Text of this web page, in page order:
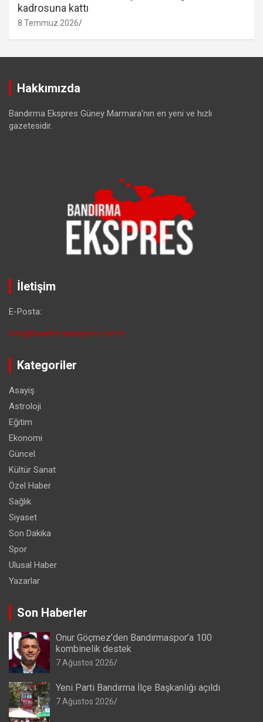
kadrosuna kattı
8 Temmuz 2026
Hakkımızda
Bandırma Ekspres Güney Marmara'nın en yeni ve hızlı
gazetesidir.
İletişim
E-Posta:
info@bandirmaekspres.com.tr
Kategoriler
Asayiş
Astroloji
Eğitim
Ekonomi
Güncel
Kültür Sanat
Özel Haber
Sağlık
Siyaset
Son Dakika
Spor
Ulusal Haber
Yazarlar
Son Haberler
Onur Göçmez’den Bandırmaspor’a 100
kombinelik destek
7 Ağustos 2026
Yeni Parti Bandırma İlçe Başkanlığı açıldı
7 Ağustos 2026